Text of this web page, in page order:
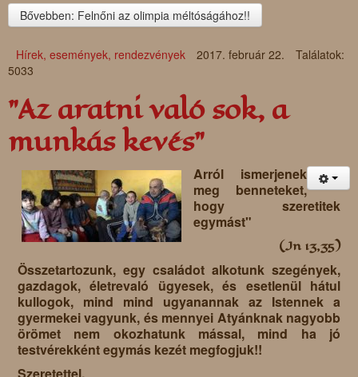
Bővebben: Felnőni az olimpia méltóságához!!
Hírek, események, rendezvények 2017. február 22.
Találatok:
5033
"Az aratni való sok, a
munkás kevés"
Arról ismerjenek
meg benneteket,
hogy szeretitek
egymást"
(Jn 13,35)
Összetartozunk, egy családot alkotunk szegények,
gazdagok, életrevaló ügyesek, és esetlenül hátul
kullogok, mind mind ugyanannak az Istennek a
gyermekei vagyunk, és mennyei Atyánknak nagyobb
örömet nem okozhatunk mással, mind ha jó
testvérekként egymás kezét megfogjuk!!